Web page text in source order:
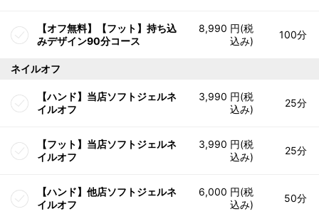
【オフ無料】【フット】持ち込
みデザイン90分コース
8,990 円(税
込み)
100分
ネイルオフ
【ハンド】当店ソフトジェルネ
イルオフ
3,990 円(税
込み)
25分
【フット】当店ソフトジェルネ
イルオフ
3,990 円(税
込み)
25分
【ハンド】他店ソフトジェルネ
イルオフ
6,000 円(税
込み)
50分